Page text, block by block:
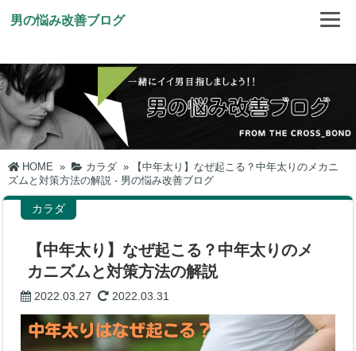
男の悩み改善ブログ
HOME » カラダ »
【中年太り】なぜ起こる？中年太りのメカニ
ズムと対策方法の解説 - 男の悩み改善ブログ
カラダ
【中年太り】なぜ起こる？中年太りのメ
カニズムと対策方法の解説
2022.03.27 2022.03.31